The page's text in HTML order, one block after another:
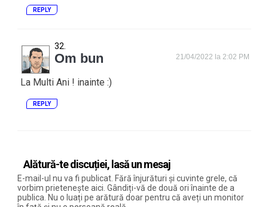
REPLY
Om bun 21/04/2022 la 2:02 PM
La Multi Ani ! inainte :)
REPLY
Alătură-te discuției, lasă un mesaj
E-mail-ul nu va fi publicat. Fără înjurături și cuvinte grele, că
vorbim prietenește aici. Gândiți-vă de două ori înainte de a
publica. Nu o luați pe arătură doar pentru că aveți un monitor